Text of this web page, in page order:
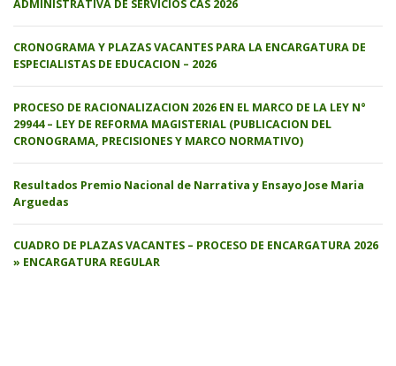
ADMINISTRATIVA DE SERVICIOS CAS 2026
CRONOGRAMA Y PLAZAS VACANTES PARA LA ENCARGATURA DE
ESPECIALISTAS DE EDUCACION – 2026
PROCESO DE RACIONALIZACION 2026 EN EL MARCO DE LA LEY N°
29944 – LEY DE REFORMA MAGISTERIAL (PUBLICACION DEL
CRONOGRAMA, PRECISIONES Y MARCO NORMATIVO)
Resultados Premio Nacional de Narrativa y Ensayo Jose Maria
Arguedas
CUADRO DE PLAZAS VACANTES – PROCESO DE ENCARGATURA 2026
» ENCARGATURA REGULAR